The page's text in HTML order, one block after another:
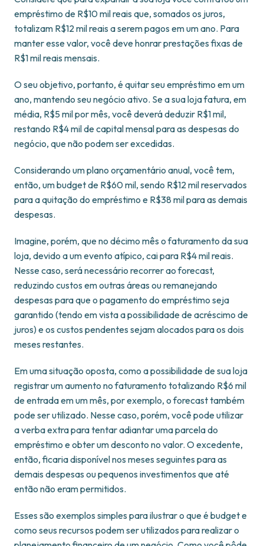
empréstimo de R$10 mil reais que, somados os juros,
totalizam R$12 mil reais a serem pagos em um ano. Para
manter esse valor, você deve honrar prestações fixas de
R$1 mil reais mensais.
O seu objetivo, portanto, é quitar seu empréstimo em um
ano, mantendo seu negócio ativo. Se a sua loja fatura, em
média, R$5 mil por mês, você deverá deduzir R$1 mil,
restando R$4 mil de capital mensal para as despesas do
negócio, que não podem ser excedidas.
Considerando um plano orçamentário anual, você tem,
então, um budget de R$60 mil, sendo R$12 mil reservados
para a quitação do empréstimo e R$38 mil para as demais
despesas.
Imagine, porém, que no décimo mês o faturamento da sua
loja, devido a um evento atípico, cai para R$4 mil reais.
Nesse caso, será necessário recorrer ao forecast,
reduzindo custos em outras áreas ou remanejando
despesas para que o pagamento do empréstimo seja
garantido (tendo em vista a possibilidade de acréscimo de
juros) e os custos pendentes sejam alocados para os dois
meses restantes.
Em uma situação oposta, como a possibilidade de sua loja
registrar um aumento no faturamento totalizando R$6 mil
de entrada em um mês, por exemplo, o forecast também
pode ser utilizado. Nesse caso, porém, você pode utilizar
a verba extra para tentar adiantar uma parcela do
empréstimo e obter um desconto no valor. O excedente,
então, ficaria disponível nos meses seguintes para as
demais despesas ou pequenos investimentos que até
então não eram permitidos.
Esses são exemplos simples para ilustrar o que é budget e
como seus recursos podem ser utilizados para realizar o